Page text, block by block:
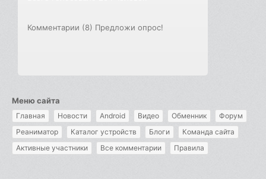
Комментарии (8) Предложи опрос!
Меню сайта
Главная Новости Android Видео Обменник
Форум
Реаниматор
Каталог устройств Блоги
Команда сайта
Активные участники
Все комментарии Правила